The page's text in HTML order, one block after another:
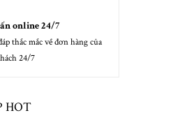
online 24/7
thắc mắc về đơn hàng của
24/7
HOT